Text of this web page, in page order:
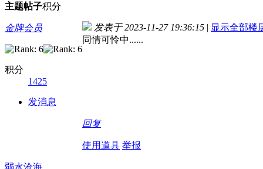
主题帖子积分
金牌会员
积分
1425
发消息
发表于 2023-11-27 19:36:15 | 显示全部楼
同情可怜中......
回复
使用道具 举报
弱水沧海